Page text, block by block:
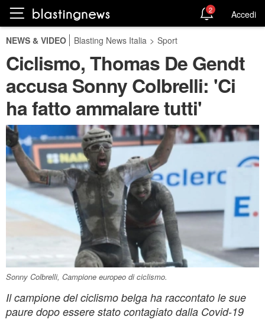
2 Accedi
NEWS & VIDEO Blasting News Italia > Sport
Ciclismo, Thomas De Gendt
accusa Sonny Colbrelli: 'Ci
ha fatto ammalare tutti'
Sonny Colbrelli, Campione europeo di ciclismo.
Il campione del ciclismo belga ha raccontato le sue
paure dopo essere stato contagiato dalla Covid-19